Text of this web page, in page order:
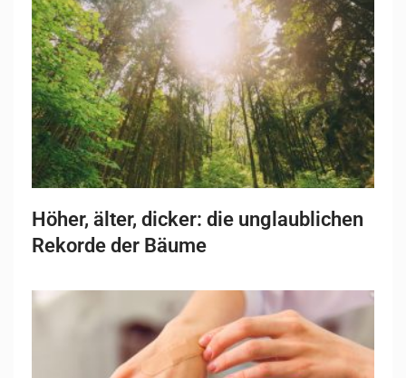
Höher, älter, dicker: die unglaublichen
Rekorde der Bäume